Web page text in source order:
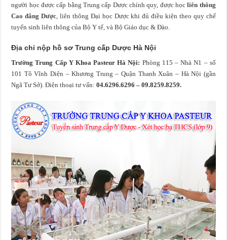
người học được cấp bằng Trung cấp Dược chính quy, được họcliên thông
Cao đẳng Dược , liên thông Đại học Dược khi đủ điều kiện theo quy chế
tuyển sinh liên thông của Bộ Y tế, và Bộ Giáo dục & Đào.
Địa chỉ nộp hồ sơ Trung cấp Dược Hà Nội
Trường Trung Cấp Y Khoa Pasteur Hà Nội: Phòng 115 – Nhà N1 – số
101 Tô Vĩnh Diện – Khương Trung – Quận Thanh Xuân – Hà Nội (gần
Ngã Tư Sở). Điện thoại tư vấn:04.6296.6296 – 09.8259.8259.